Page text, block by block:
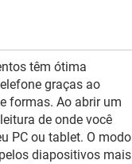
têm ótima
graças ao
formas. Ao abrir um
de onde você
PC ou tablet. O modo
diapositivos mais